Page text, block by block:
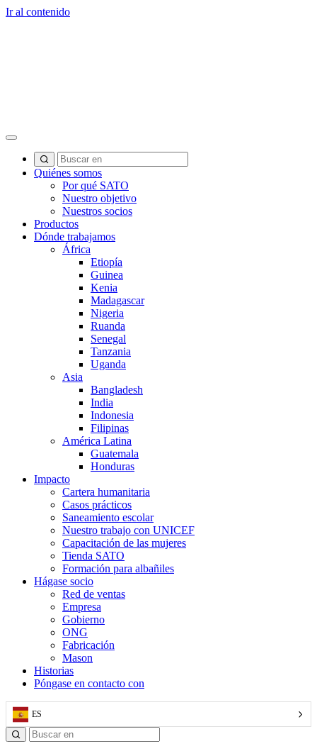
Ir al contenido
Quiénes somos
Por qué SATO
Nuestro objetivo
Nuestros socios
Productos
Dónde trabajamos
África
Etiopía
Guinea
Kenia
Madagascar
Nigeria
Ruanda
Senegal
Tanzania
Uganda
Asia
Bangladesh
India
Indonesia
Filipinas
América Latina
Guatemala
Honduras
Impacto
Cartera humanitaria
Casos prácticos
Saneamiento escolar
Nuestro trabajo con UNICEF
Capacitación de las mujeres
Tienda SATO
Formación para albañiles
Hágase socio
Red de ventas
Empresa
Gobierno
ONG
Fabricación
Mason
Historias
Póngase en contacto con
ES